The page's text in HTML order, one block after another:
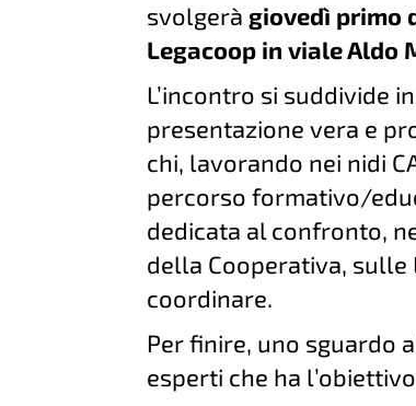
svolgerà giovedì primo
Legacoop in viale Aldo
L’incontro si suddivide
presentazione vera e
chi, lavorando nei nidi
percorso formativo/
dedicata al confronto,
della Cooperativa, sulle
coordinare.
Per finire, uno sguardo
esperti che ha